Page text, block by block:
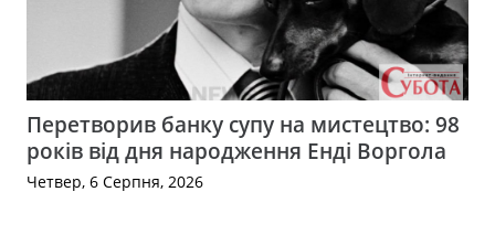
Перетворив банку супу на мистецтво: 98
років від дня народження Енді Воргола
Четвер, 6 Серпня, 2026